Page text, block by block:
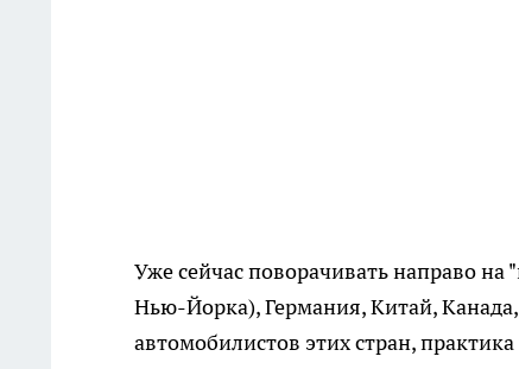
Уже сейчас поворачивать направо
Нью-Йорка), Германия, Китай,
автомобилистов этих стран,